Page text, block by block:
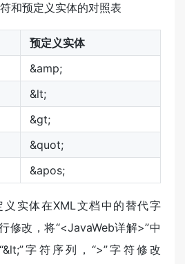
和预定义实体的对照表
预定义实体
&amp;
&lt;
&gt;
&quot;
&apos;
实体在XML文档中的替代字
修改，将“<JavaWeb详解>”中
字符序列，“>”字符修改